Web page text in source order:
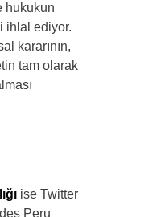
hukukun
ihlal ediyor.
kararının,
tam olarak
ise Twitter
Peru